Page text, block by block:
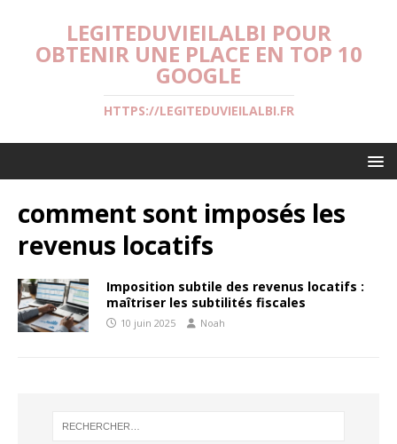
LEGITEDUVIEILALBI POUR
OBTENIR UNE PLACE EN TOP 10
GOOGLE
HTTPS://LEGITEDUVIEILALBI.FR
comment sont imposés les
revenus locatifs
Imposition subtile des revenus locatifs :
maîtriser les subtilités fiscales
10 juin 2025 Noah